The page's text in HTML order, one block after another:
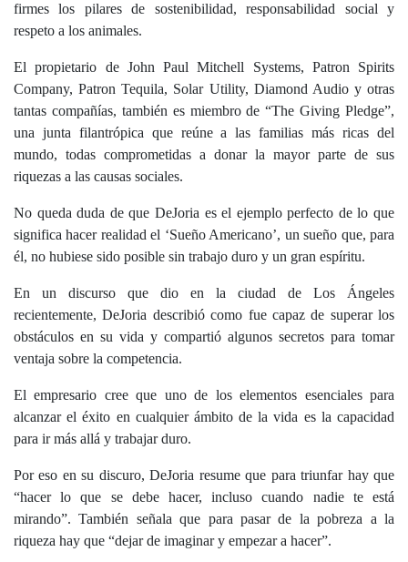
firmes los pilares de sostenibilidad, responsabilidad social y
respeto a los animales.
El propietario de John Paul Mitchell Systems, Patron Spirits
Company, Patron Tequila, Solar Utility, Diamond Audio y otras
tantas compañías, también es miembro de “The Giving Pledge”,
una junta filantrópica que reúne a las familias más ricas del
mundo, todas comprometidas a donar la mayor parte de sus
riquezas a las causas sociales.
No queda duda de que DeJoria es el ejemplo perfecto de lo que
significa hacer realidad el ‘Sueño Americano’, un sueño que, para
él, no hubiese sido posible sin trabajo duro y un gran espíritu.
En un discurso que dio en la ciudad de Los Ángeles
recientemente, DeJoria describió como fue capaz de superar los
obstáculos en su vida y compartió algunos secretos para tomar
ventaja sobre la competencia.
El empresario cree que uno de los elementos esenciales para
alcanzar el éxito en cualquier ámbito de la vida es la capacidad
para ir más allá y trabajar duro.
Por eso en su discuro, DeJoria resume que para triunfar hay que
“hacer lo que se debe hacer, incluso cuando nadie te está
mirando”. También señala que para pasar de la pobreza a la
riqueza hay que “dejar de imaginar y empezar a hacer”.